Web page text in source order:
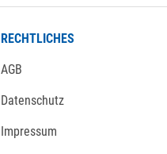
RECHTLICHES
AGB
Datenschutz
Impressum